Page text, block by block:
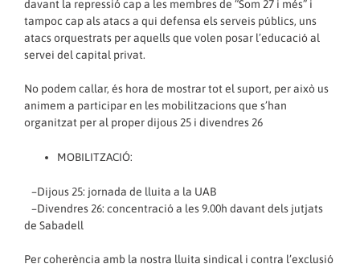
davant la repressió cap a les membres de “Som 27 i més” i
tampoc cap als atacs a qui defensa els serveis públics, uns
atacs orquestrats per aquells que volen posar l’educació al
servei del capital privat.
No podem callar, és hora de mostrar tot el suport, per això us
animem a participar en les mobilitzacions que s’han
organitzat per al proper dijous 25 i divendres 26
MOBILITZACIÓ:
–Dijous 25: jornada de lluita a la UAB
–Divendres 26: concentració a les 9.00h davant dels jutjats
de Sabadell
Per coherència amb la nostra lluita sindical i contra l’exclusió